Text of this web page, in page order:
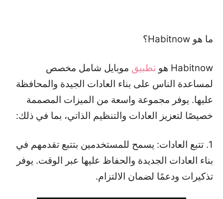
ما هو Habitnow؟
Habitnow هو تطبيق موبايل شامل مخصص
لمساعدة الناس على بناء العادات الجيدة والمحافظة
عليها. يوفر مجموعة واسعة من الميزات المصممة
خصيصًا لتعزيز العادات والتنظيم الذاتي، بما في ذلك:
1. تتبع العادات: يسمح للمستخدمين بتتبع تقدمهم في
بناء العادات الجديدة والحفاظ عليها عبر الوقت. يوفر
تذكيرات ودعمًا لضمان الالتزام.